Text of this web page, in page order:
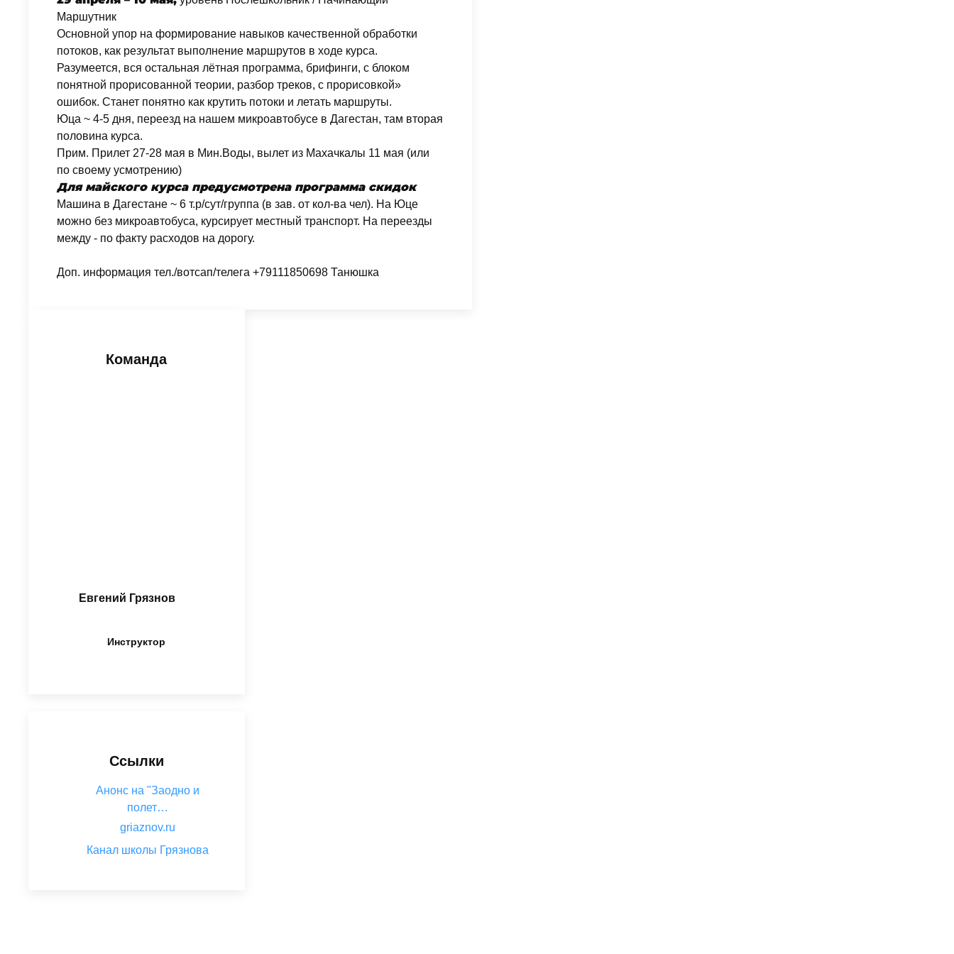
Маршутник
Основной упор на формирование навыков качественной обработки
потоков, как результат выполнение маршрутов в ходе курса.
Разумеется, вся остальная лётная программа, брифинги, с блоком
понятной прорисованной теории, разбор треков, с прорисовкой»
ошибок. Станет понятно как крутить потоки и летать маршруты.
Юца ~ 4-5 дня, переезд на нашем микроавтобусе в Дагестан, там вторая
половина курса.
Прим. Прилет 27-28 мая в Мин.Воды, вылет из Махачкалы 11 мая (или
по своему усмотрению)
Для майского курса предусмотрена программа скидок
Машина в Дагестане ~ 6 т.р/сут/группа (в зав. от кол-ва чел). На Юце
можно без микроавтобуса, курсирует местный транспорт. На переезды
между - по факту расходов на дорогу.
Доп. информация тел./вотсап/телега +79111850698 Танюшка
Команда
Евгений Грязнов
Инструктор
Ссылки
Анонс на "Заодно и
полет…
griaznov.ru
Канал школы Грязнова